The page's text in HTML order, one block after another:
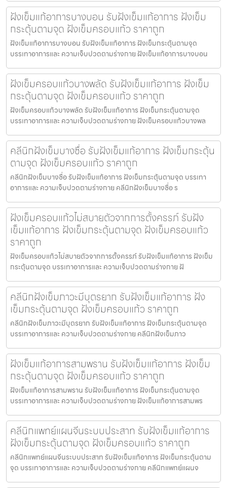
ฝังเข็มแก้อาการบางบอน รับฝังเข็มแก้อาการ ฝังเข็ม
กระตุ้นตามจุด ฝังเข็มครอบแก้ว ราคาถูก
ฝังเข็มแก้อาการบางบอน รับฝังเข็มแก้อาการ ฝังเข็มกระตุ้นตามจุด
บรรเทาอาการและ ความเจ็บปวดตามร่างกาย ฝังเข็มแก้อาการบางบอน
ฝังเข็มครอบแก้วบางพลัด รับฝังเข็มแก้อาการ ฝังเข็ม
กระตุ้นตามจุด ฝังเข็มครอบแก้ว ราคาถูก
ฝังเข็มครอบแก้วบางพลัด รับฝังเข็มแก้อาการ ฝังเข็มกระตุ้นตามจุด
บรรเทาอาการและ ความเจ็บปวดตามร่างกาย ฝังเข็มครอบแก้วบางพล
คลีนิกฝังเข็มบางซื่อ รับฝังเข็มแก้อาการ ฝังเข็มกระตุ้น
ตามจุด ฝังเข็มครอบแก้ว ราคาถูก
คลีนิกฝังเข็มบางซื่อ รับฝังเข็มแก้อาการ ฝังเข็มกระตุ้นตามจุด บรรเทา
อาการและ ความเจ็บปวดตามร่างกาย คลีนิกฝังเข็มบางซื่อ ร
ฝังเข็มครอบแก้วไม่สบายตัวจากการตั้งครรภ์ รับฝัง
เข็มแก้อาการ ฝังเข็มกระตุ้นตามจุด ฝังเข็มครอบแก้ว
ราคาถูก
ฝังเข็มครอบแก้วไม่สบายตัวจากการตั้งครรภ์ รับฝังเข็มแก้อาการ ฝังเข็ม
กระตุ้นตามจุด บรรเทาอาการและ ความเจ็บปวดตามร่างกาย ฝั
คลีนิกฝังเข็มภาวะมีบุตรยาก รับฝังเข็มแก้อาการ ฝัง
เข็มกระตุ้นตามจุด ฝังเข็มครอบแก้ว ราคาถูก
คลีนิกฝังเข็มภาวะมีบุตรยาก รับฝังเข็มแก้อาการ ฝังเข็มกระตุ้นตามจุด
บรรเทาอาการและ ความเจ็บปวดตามร่างกาย คลีนิกฝังเข็มภาว
ฝังเข็มแก้อาการสามพราน รับฝังเข็มแก้อาการ ฝังเข็ม
กระตุ้นตามจุด ฝังเข็มครอบแก้ว ราคาถูก
ฝังเข็มแก้อาการสามพราน รับฝังเข็มแก้อาการ ฝังเข็มกระตุ้นตามจุด
บรรเทาอาการและ ความเจ็บปวดตามร่างกาย ฝังเข็มแก้อาการสามพร
คลีนิกแพทย์แผนจีนระบบประสาท รับฝังเข็มแก้อาการ
ฝังเข็มกระตุ้นตามจุด ฝังเข็มครอบแก้ว ราคาถูก
คลีนิกแพทย์แผนจีนระบบประสาท รับฝังเข็มแก้อาการ ฝังเข็มกระตุ้นตาม
จุด บรรเทาอาการและ ความเจ็บปวดตามร่างกาย คลีนิกแพทย์แผนจ